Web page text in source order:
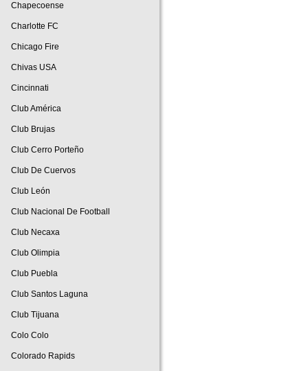
Chapecoense
Charlotte FC
Chicago Fire
Chivas USA
Cincinnati
Club América
Club Brujas
Club Cerro Porteño
Club De Cuervos
Club León
Club Nacional De Football
Club Necaxa
Club Olimpia
Club Puebla
Club Santos Laguna
Club Tijuana
Colo Colo
Colorado Rapids